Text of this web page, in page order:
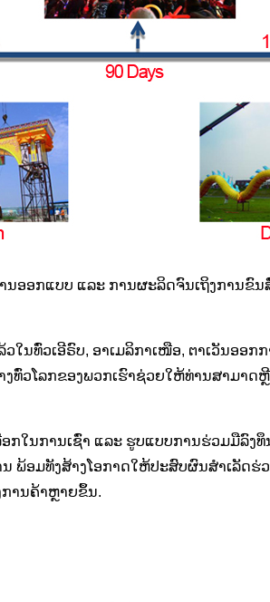
ອອກແບບ ແລະ ການຜະລິດຈົນເຖິງການຂົ
ທົ່ວເອີຣົບ, ອາເມລິກາເໜືອ, ຕາເວັນອອກ
ທົ່ວໂລກຂອງພວກເຮົາຊ່ວຍໃຫ້ທ່ານສາມາ
ກໃນການເຊົ່າ ແລະ ຮູບແບບການຮ່ວມມືລົ
ອມທັງສ້າງໂອກາດໃຫ້ປະສົບຜົນສຳເລັດຮ່
ການຄ້າຫຼາຍຂຶ້ນ.